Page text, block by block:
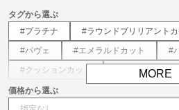
タグから選ぶ
#プラチナ
#ラウンドブリリアントカ
#パヴェ
#エメラルドカット
#
#クッションカット
#ペアシェイプカ
MORE
価格から選ぶ